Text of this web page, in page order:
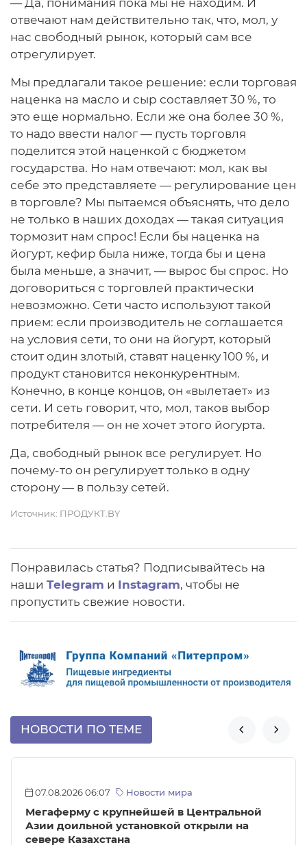
отвечают нам действительно так, что, мол, у
нас свободный рынок, который сам все
отрегулирует.
Мы предлагали такое решение: если торговая
наценка на масло и сыр составляет 30 %, то
это еще нормально. Если же она более 30 %,
то надо ввести налог — пусть торговля
поделится этой наценкой с бюджетом
государства. Но нам отвечают: мол, как вы
себе это представляете — регулирование цен
в торговле? Мы пытаемся объяснять, что дело
не только в наших доходах — такая ситуация
тормозит нам спрос! Если бы наценка на
йогурт, кефир была ниже, тогда бы и цена
была меньше, а значит, — вырос бы спрос. Но
договориться с торговлей практически
невозможно. Сети часто используют такой
прием: если производитель не соглашается
на условия сети, то они на йогурт, который
стоит один злотый, ставят наценку 100 %, и
продукт становится неконкурентным.
Конечно, в конце концов, он «вылетает» из
сети. И сеть говорит, что, мол, таков выбор
потребителя — он не хочет этого йогурта.
Да, свободный рынок все регулирует. Но
почему-то он регулирует только в одну
сторону — в пользу сетей.
Источник: ПРОДУКТ.BY
Понравилась статья? Подписывайтесь на
наши Telegram и Instagram, чтобы не
пропустить свежие новости.
НОВОСТИ ПО ТЕМЕ  
07.08.2026 06:07 Новости мира
Мегаферму с крупнейшей в Центральной
Азии доильной установкой открыли на
севере Казахстана